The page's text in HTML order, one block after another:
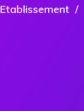
Etablissement